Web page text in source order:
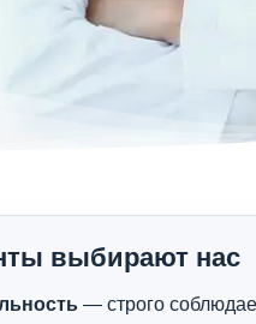
выбирают нас
— строго